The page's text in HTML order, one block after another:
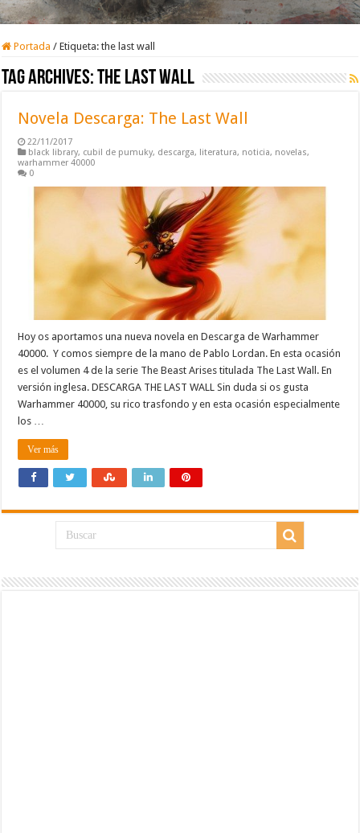
Portada / Etiqueta:the last wall
Tag Archives:the last wall
Novela Descarga: The Last Wall
22/11/2017
black library, cubil de pumuky, descarga, literatura, noticia, novelas,
warhammer 40000
0
Hoy os aportamos una nueva novela en Descarga de Warhammer
40000. Y comos siempre de la mano de Pablo Lordan. En esta ocasión
es el volumen 4 de la serie The Beast Arises titulada The Last Wall. En
versión inglesa. DESCARGA THE LAST WALL Sin duda si os gusta
Warhammer 40000, su rico trasfondo y en esta ocasión especialmente
los …
Ver más